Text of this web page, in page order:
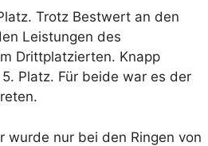
Trotz Bestwert an den
Leistungen des
Drittplatzierten. Knapp
Platz. Für beide war es der
wurde nur bei den Ringen von